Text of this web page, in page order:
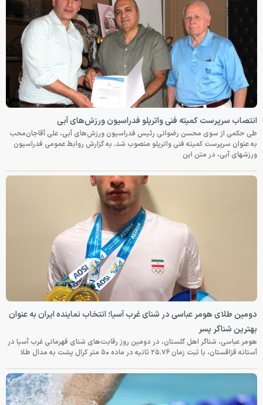
انتصاب سرپرست کمیته فنی واترپلو فدراسیون ورزش‌های آبی
طی حکمی از سوی محسن رضوانی رئیس فدراسیون ورزش‌های آبی، علی آقاجان‌محب
به عنوان سرپرست کمیته فنی واترپلو منصوب شد. به گزارش روابط عمومی فدراسیون
ورزشهای آبی، در متن این
دومین طلای هومر عباسی در شنای غرب آسیا؛ انتخاب نماینده ایران به عنوان
بهترین شناگر پسر
هومر عباسی، شناگر اهل گلستان، در دومین روز رقابت‌های شنای قهرمانی غرب آسیا در
آستانه قزاقستان، با ثبت زمان ۲۵.۷۶ ثانیه در ماده ۵۰ متر کرال پشت به مدال طلا